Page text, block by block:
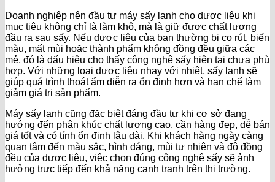
Doanh nghiệp nên đầu tư máy sấy lạnh cho dược liệu khi
mục tiêu không chỉ là làm khô, mà là giữ được chất lượng
đầu ra sau sấy. Nếu dược liệu của bạn thường bị co rút, biến
màu, mất mùi hoặc thành phẩm không đồng đều giữa các
mẻ, đó là dấu hiệu cho thấy công nghệ sấy hiện tại chưa phù
hợp. Với những loại dược liệu nhạy với nhiệt, sấy lạnh sẽ
giúp quá trình thoát ẩm diễn ra ổn định hơn và hạn chế làm
giảm giá trị sản phẩm.
Máy sấy lạnh cũng đặc biệt đáng đầu tư khi cơ sở đang
hướng đến phân khúc chất lượng cao, cần hàng đẹp, dễ bán
giá tốt và có tính ổn định lâu dài. Khi khách hàng ngày càng
quan tâm đến màu sắc, hình dáng, mùi tự nhiên và độ đồng
đều của dược liệu, việc chọn đúng công nghệ sấy sẽ ảnh
hưởng trực tiếp đến khả năng cạnh tranh trên thị trường.